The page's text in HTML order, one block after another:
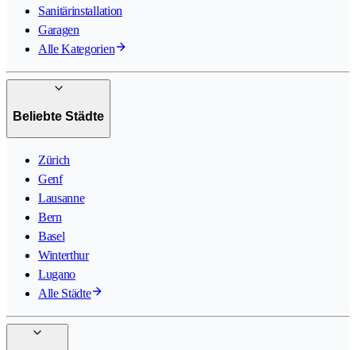
Sanitärinstallation
Garagen
Alle Kategorien
Beliebte Städte
Zürich
Genf
Lausanne
Bern
Basel
Winterthur
Lugano
Alle Städte